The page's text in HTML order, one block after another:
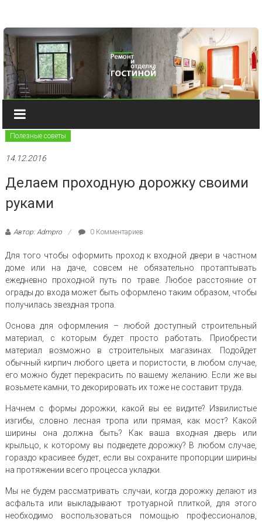
Полезные советы
14.12.2016
Делаем проходную дорожку своими
руками
Автор: Admpro 0 Комментариев
Для того чтобы оформить проход к входной двери в частном
доме или на даче, совсем не обязательно протаптывать
ежедневно проходной путь по траве. Любое расстояние от
ограды до входа может быть оформлено таким образом, чтобы
получилась звездная тропа.
Основа для оформления – любой доступный строительный
материал, с которым будет просто работать. Приобрести
материал возможно в строительных магазинах. Подойдет
обычный кирпич любого цвета и пористости, в любом случае,
его можно будет перекрасить по вашему желанию. Если же вы
возьмете камни, то декорировать их тоже не составит труда.
Начнем с формы дорожки, какой вы ее видите? Извилистые
изгибы, словно лесная тропа или прямая, как мост? Какой
ширины она должна быть? Как ваша входная дверь или
крыльцо, к которому вы подведете дорожку? В любом случае,
гораздо красивее будет, если вы сохраните пропорции ширины
на протяжении всего процесса укладки.
Мы не будем рассматривать случаи, когда дорожку делают из
асфальта или выкладывают тротуарной плиткой, для этого
необходимо воспользоваться помощью профессионалов,